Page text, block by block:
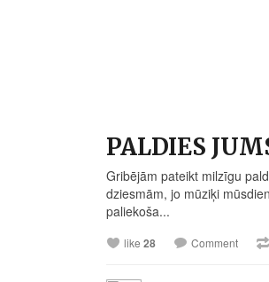
PALDIES
Gribējām pateikt milzīgu
dziesmām, jo mūziķi
paliekoša...
like 28 Comment